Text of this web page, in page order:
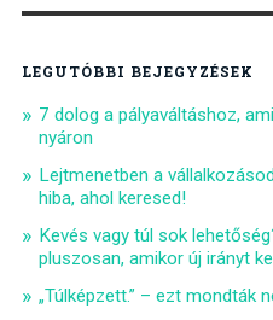
LEGUTÓBBI BEJEGYZÉSEK
7 dolog a pályaváltáshoz,
nyáron
Lejtmenetben a
hiba, ahol keresed!
Kevés vagy túl sok
pluszosan, amikor új irányt
„Túlképzett.” – ezt mondták